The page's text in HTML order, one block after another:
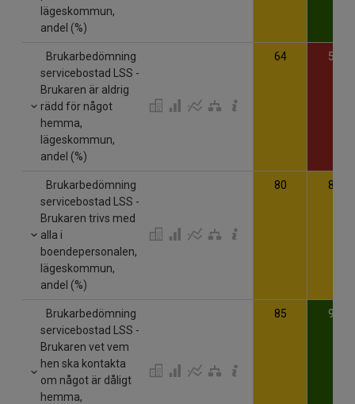
lägeskommun,
andel (%)
Brukarbedömning
servicebostad LSS -
Brukaren är aldrig
rädd för något
hemma,
lägeskommun,
andel (%)
64 56
Brukarbedömning
servicebostad LSS -
Brukaren trivs med
alla i
boendepersonalen,
lägeskommun,
andel (%)
80 81
Brukarbedömning
servicebostad LSS -
Brukaren vet vem
hen ska kontakta
om något är dåligt
hemma,
85 93